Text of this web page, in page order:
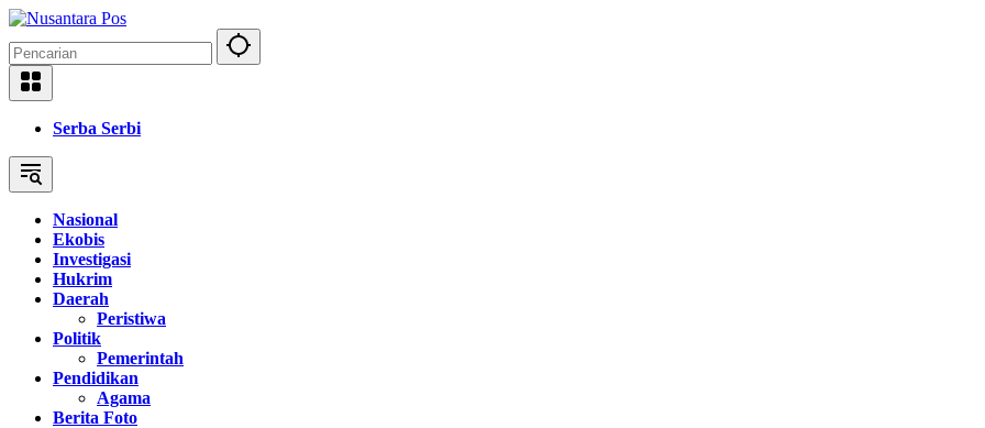
Langsung
konten
Serba Serbi
Nasional
Ekobis
Investigasi
Hukrim
Daerah
Peristiwa
Politik
Pemerintah
Pendidikan
Agama
Berita Foto